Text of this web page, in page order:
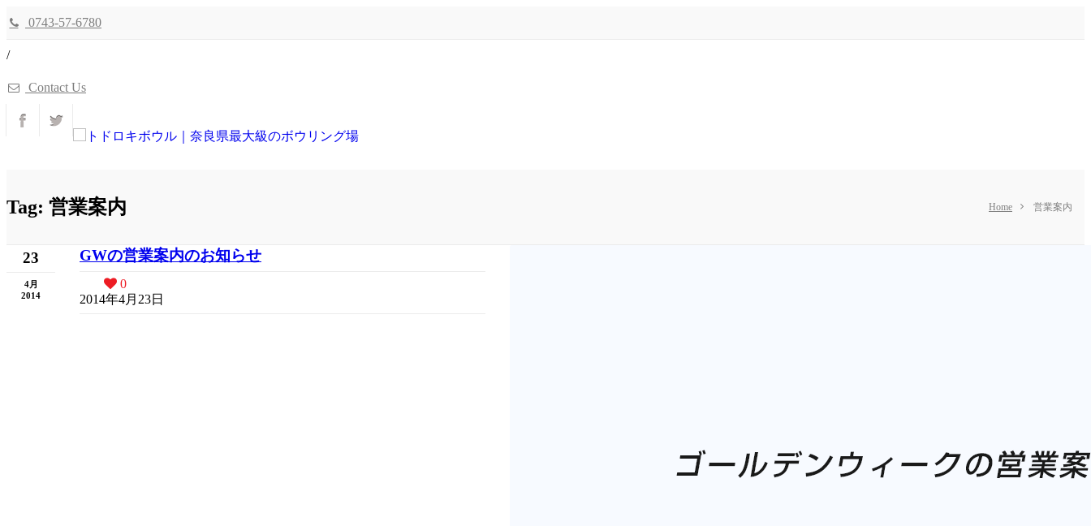
0743-57-6780
/
Contact Us
Tag: 営業案内 Home 営業案内
23
4月
2014
GWの営業案内のお知らせ
0
2014年4月23日